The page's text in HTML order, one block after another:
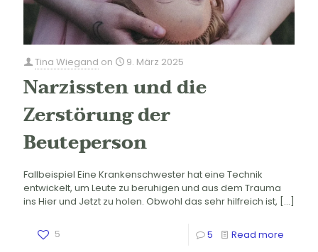
Tina Wiegand on 9. März 2025
Narzissten und die
Zerstörung der
Beuteperson
Fallbeispiel Eine Krankenschwester hat eine Technik
entwickelt, um Leute zu beruhigen und aus dem Trauma
ins Hier und Jetzt zu holen. Obwohl das sehr hilfreich ist, […]
5 5 Read more